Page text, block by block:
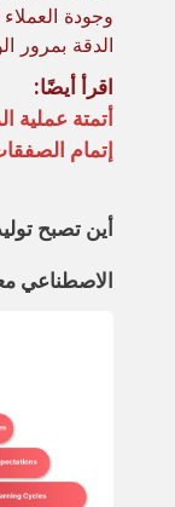
وجودة
الدقة بمرور
اقرأ أيضًا:
إتمام
أين تصبح
الاصطناعي